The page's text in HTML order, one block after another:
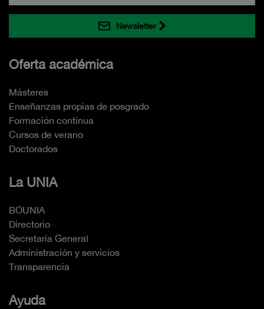
Newsletter
Oferta académica
Másteres
Enseñanzas propias de posgrado
Formación continua
Cursos de verano
Doctorados
La UNIA
BOUNIA
Directorio
Secretaría General
Administración y servicios
Transparencia
Ayuda